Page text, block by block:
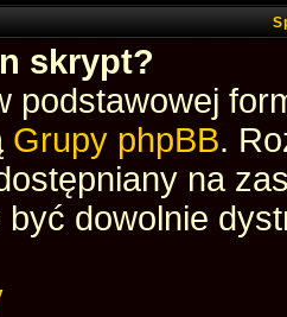
skrypt?
podstawowej
Grupy phpBB.
na
dowolnie